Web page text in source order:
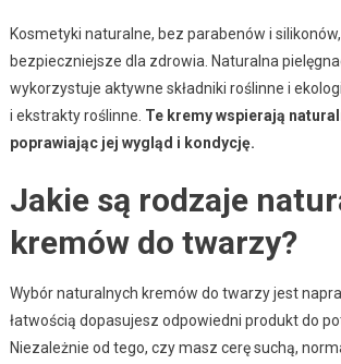
Kosmetyki naturalne, bez parabenów i
bezpieczniejsze dla zdrowia. Naturalna
wykorzystuje aktywne składniki roślinne i
i ekstrakty roślinne. Te kremy wspierają
poprawiając jej wygląd i kondycję.
Jakie są rodzaje
kremów do twarzy?
Wybór naturalnych kremów do twarzy jest
łatwością dopasujesz odpowiedni produkt do
Niezależnie od tego, czy masz cerę suchą,